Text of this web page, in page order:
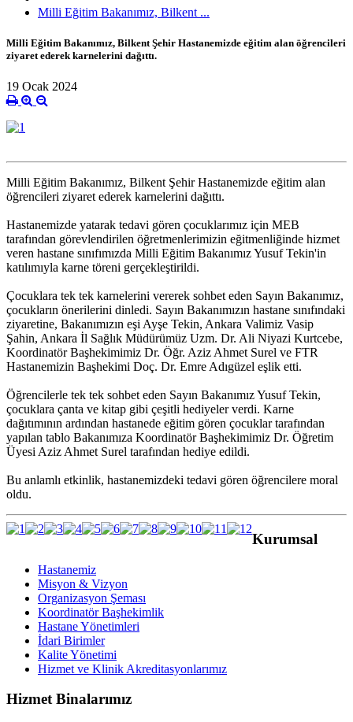
Milli Eğitim Bakanımız, Bilkent ...
Milli Eğitim Bakanımız, Bilkent Şehir Hastanemizde eğitim alan öğrencileri
ziyaret ederek karnelerini dağıttı.
19 Ocak 2024
Milli Eğitim Bakanımız, Bilkent Şehir Hastanemizde eğitim alan
öğrencileri ziyaret ederek karnelerini dağıttı.
Hastanemizde yatarak tedavi gören çocuklarımız için MEB
tarafından görevlendirilen öğretmenlerimizin eğitmenliğinde hizmet
veren hastane sınıfımızda Milli Eğitim Bakanımız Yusuf Tekin'in
katılımıyla karne töreni gerçekleştirildi.
Çocuklara tek tek karnelerini vererek sohbet eden Sayın Bakanımız,
çocukların önerilerini dinledi. Sayın Bakanımızın hastane sınıfındaki
ziyaretine, Bakanımızın eşi Ayşe Tekin, Ankara Valimiz Vasip
Şahin, Ankara İl Sağlık Müdürümüz Uzm. Dr. Ali Niyazi Kurtcebe,
Koordinatör Başhekimimiz Dr. Öğr. Aziz Ahmet Surel ve FTR
Hastanemizin Başhekimi Doç. Dr. Emre Adıgüzel eşlik etti.
Öğrencilerle tek tek sohbet eden Sayın Bakanımız Yusuf Tekin,
çocuklara çanta ve kitap gibi çeşitli hediyeler verdi. Karne
dağıtımının ardından hastanede eğitim gören çocuklar tarafından
yapılan tablo Bakanımıza Koordinatör Başhekimimiz Dr. Öğretim
Üyesi Aziz Ahmet Surel tarafından hediye edildi.
Bu anlamlı etkinlik, hastanemizdeki tedavi gören öğrencilere moral
oldu.
Kurumsal
Hastanemiz
Misyon & Vizyon
Organizasyon Şeması
Koordinatör Başhekimlik
Hastane Yönetimleri
İdari Birimler
Kalite Yönetimi
Hizmet ve Klinik Akreditasyonlarımız
Hizmet Binalarımız